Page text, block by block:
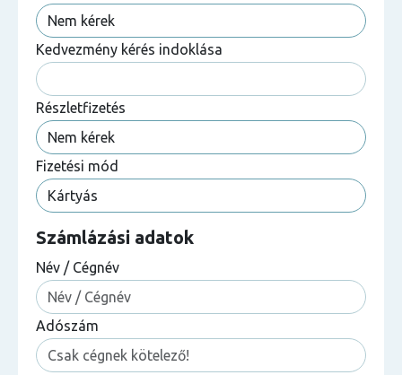
Kedvezmény kérés indoklása
Részletfizetés
Fizetési mód
Számlázási adatok
Név / Cégnév
Adószám